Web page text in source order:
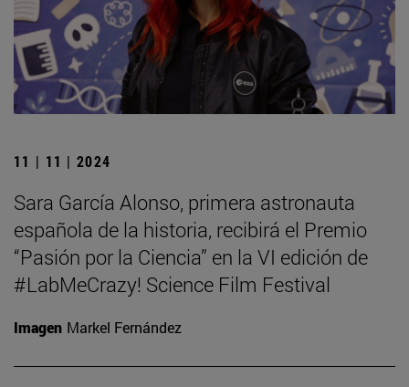
11 | 11 | 2024
Sara García Alonso, primera astronauta
española de la historia, recibirá el Premio
“Pasión por la Ciencia” en la VI edición de
#LabMeCrazy! Science Film Festival
Imagen Markel Fernández